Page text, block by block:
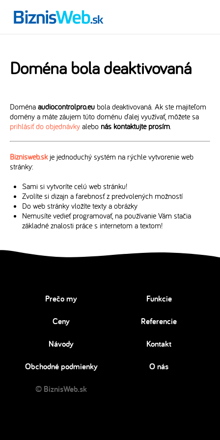
Doména bola deaktivovaná
Doména audiocontrolpro.eu bola deaktivovaná. Ak ste majiteľom
domény a máte záujem túto doménu ďalej využívať, môžete sa
prihlásiť do objednávky alebo nás kontaktujte prosím.
Biznisweb.skje jednoduchý systém na rýchle vytvorenie web
stránky:
Sami si vytvoríte celú web stránku!
Zvolíte si dizajn a farebnosť z predvolených možností
Do web stránky vložíte texty a obrázky
Nemusíte vedieť programovať, na používanie Vám stačia
základné znalosti práce s internetom a textom!
Prečo my Funkcie
Ceny Referencie
Návody Kontakt
Obchodné podmienky O nás
© BiznisWeb.sk